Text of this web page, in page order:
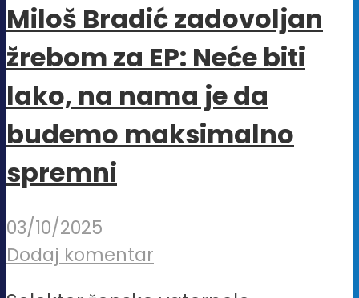
Miloš Bradić zadovoljan
žrebom za EP: Neće biti
lako, na nama je da
budemo maksimalno
spremni
03/10/2025
Dodaj komentar